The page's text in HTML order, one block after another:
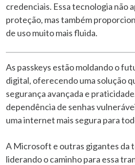
credenciais. Essa tecnologia não
proteção, mas também
de uso muito mais fluida.
As passkeys estão moldando o
digital, oferecendo uma solução
segurança avançada e
dependência de senhas
uma internet mais segura para
A Microsoft e outras gigantes da
liderando o caminho para essa